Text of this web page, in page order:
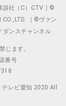
談社（C）CTV｜©
CO.,LTD. ｜©ヴァン
ンスチャンネル
じます。
番号
レビ愛知 2020 All